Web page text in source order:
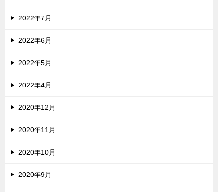
2022年7月
2022年6月
2022年5月
2022年4月
2020年12月
2020年11月
2020年10月
2020年9月